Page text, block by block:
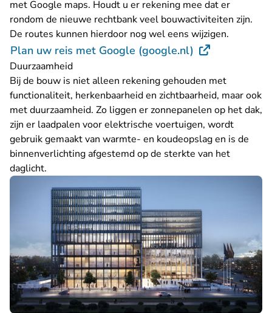
met Google maps. Houdt u er rekening mee dat er
rondom de nieuwe rechtbank veel bouwactiviteiten zijn.
De routes kunnen hierdoor nog wel eens wijzigen.
Plan uw reis met Google (google.nl) - U verlaat
Duurzaamheid
Bij de bouw is niet alleen rekening gehouden met
functionaliteit, herkenbaarheid en zichtbaarheid, maar ook
met duurzaamheid. Zo liggen er zonnepanelen op het dak,
zijn er laadpalen voor elektrische voertuigen, wordt
gebruik gemaakt van warmte- en koudeopslag en is de
binnenverlichting afgestemd op de sterkte van het
daglicht.